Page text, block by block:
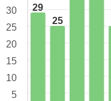
29
25
30
25
20
15
10
5